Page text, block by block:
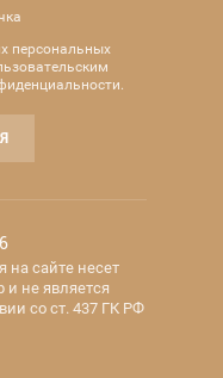
персональных
на сайте несет
не является
со ст. 437 ГК РФ